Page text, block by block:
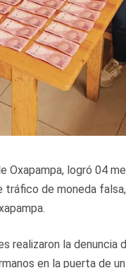
Oxapampa, logró 04
de moneda
realizaron la
en la puerta de